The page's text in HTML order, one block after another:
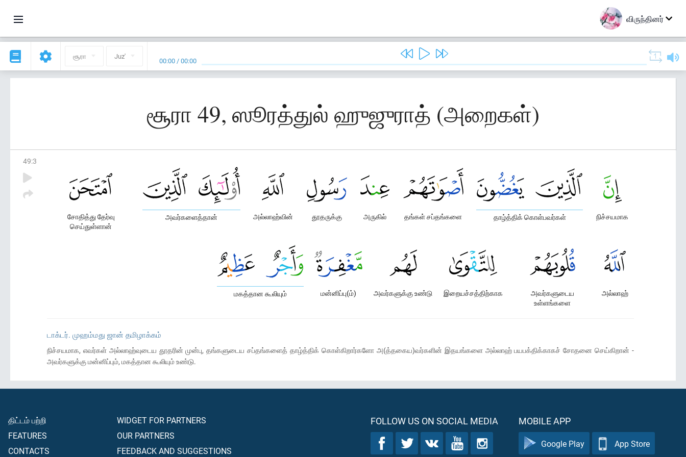
விருந்தினர்
சூரா Juz' 00:00 /00:00
சூரா 49, ஸூரத்துல் ஹுஜுராத் (அறைகள்)
49:3
நிச்சயமாக
தாழ்த்திக் கொள்பவர்கள்
தங்கள் சப்தங்களை
அருகில்
தூதருக்கு
அல்லாஹ்வின்
அவர்களைத்தான்
சோதித்து தேர்வு
செய்துள்ளான்
அல்லாஹ்
அவர்களுடைய
உள்ளங்களை
இறையச்சத்திற்காக
அவர்களுக்கு உண்டு
மன்னிப்பு(ம்)
மகத்தான கூலியும்
டாக்டர். முஹம்மது ஜான் தமிழாக்கம்
நிச்சயமாக, எவர்கள் அல்லாஹ்வுடைய தூதரின் முன்பு, தங்களுடைய சப்தங்களைத் தாழ்த்திக் கொள்கிறார்களோ அ(த்தகைய)வர்களின் இதயங்களை அல்லாஹ் பயபக்திக்காகச் சோதனை செய்கிறான் -
அவர்களுக்கு மன்னிப்பும், மகத்தான கூலியும் உண்டு.
திட்டம் பற்றி
FEATURES
CONTACTS
WIDGET FOR PARTNERS
OUR PARTNERS
FEEDBACK AND SUGGESTIONS
FOLLOW US ON SOCIAL MEDIA MOBILE APP
Google Play App Store